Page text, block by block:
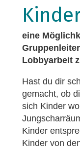
eine
Lobbyarbeit
Hast du dir
gemacht, ob
sich Kinder
Kinder
Kinder von